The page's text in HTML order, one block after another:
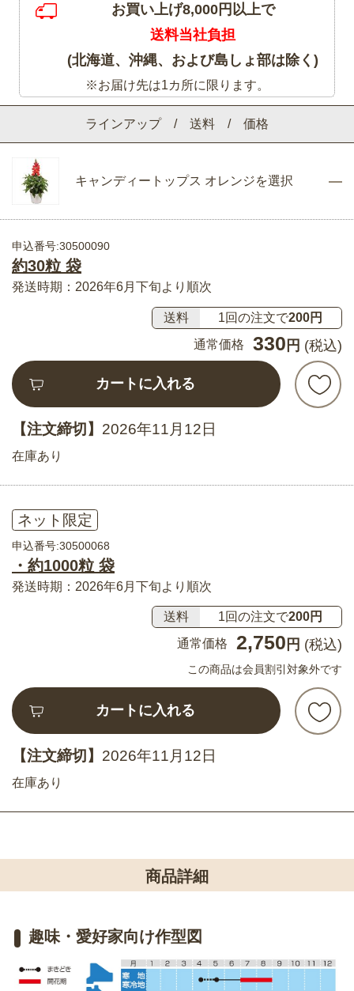
ラインアップ / 送料 / 価格
キャンディートップス オレンジを選択
申込番号:30500090
約30粒 袋
発送時期：2026年6月下旬より順次
送料 1回の注文で200円
通常価格
330 円 (税込)
カートに入れる
【注文締切】 2026年11月12日
在庫あり
ネット限定
申込番号:30500068
・約1000粒 袋
発送時期：2026年6月下旬より順次
送料 1回の注文で200円
通常価格
2,750 円 (税込)
この商品は会員割引対象外です
カートに入れる
【注文締切】 2026年11月12日
在庫あり
お買い上げ8,000円以上で
送料当社負担
(北海道、沖縄、および島しょ部は除く)
※お届け先は1カ所に限ります。
商品詳細
趣味・愛好家向け作型図